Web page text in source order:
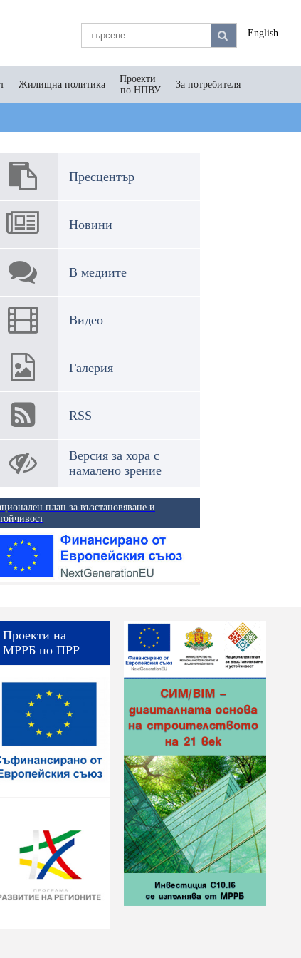
English
Жилищна политика
Проекти
по НПВУ
За потребителя
Пресцентър
Новини
В медиите
Видео
Галерия
RSS
Версия за хора с
намалено зрение
план за възстановяване и
Проекти на
МРРБ по ПРР